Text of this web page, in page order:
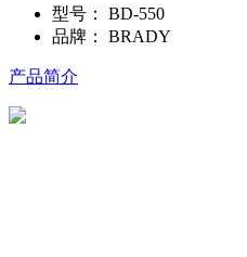
型号：
BD-550
品牌：
BRADY
产品简介